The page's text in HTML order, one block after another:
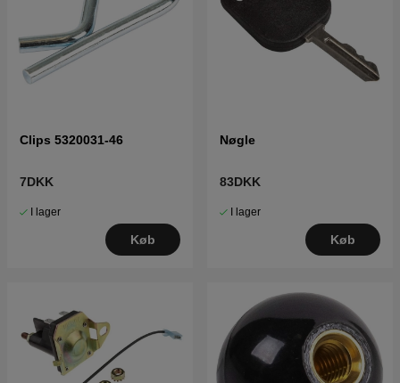
Clips 5320031-46
7DKK
I lager
Køb
Nøgle
83DKK
I lager
Køb